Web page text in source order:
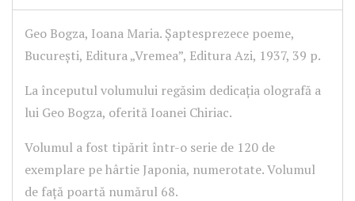
Geo Bogza, Ioana Maria. Șaptesprezece poeme,
București, Editura „Vremea”, Editura Azi, 1937, 39 p.
La începutul volumului regăsim dedicația olografă a
lui Geo Bogza, oferită Ioanei Chiriac.
Volumul a fost tipărit într-o serie de 120 de
exemplare pe hârtie Japonia, numerotate. Volumul
de față poartă numărul 68.